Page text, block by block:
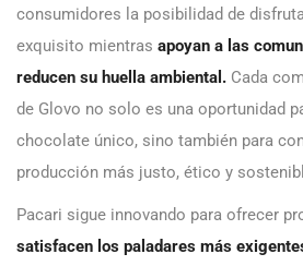
consumidores la posibilidad de
exquisito mientras apoyan a las
reducen su huella ambiental. Cada
de Glovo no solo es una oportunidad
chocolate único, sino también para
producción más justo, ético y
Pacari sigue innovando para ofrecer
satisfacen los paladares más